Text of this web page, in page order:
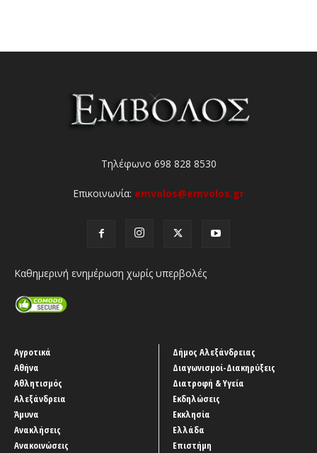
Τηλέφωνο 698 828 8530
Επικοινωνία: emvolos@emvolos.gr
Καθημερινή ενημέρωση χωρίς υπερβολές
Αγροτικά
Αθήνα
Αθλητισμός
Αλεξάνδρεια
Άμυνα
Ανακλήσεις
Ανακοινώσεις
Δήμος Αλεξάνδρειας
Διαγωνισμοί-Διακηρύξεις
Διατροφή & Υγεία
Εκδηλώσεις
Εκκλησία
Ελλάδα
Επιστήμη